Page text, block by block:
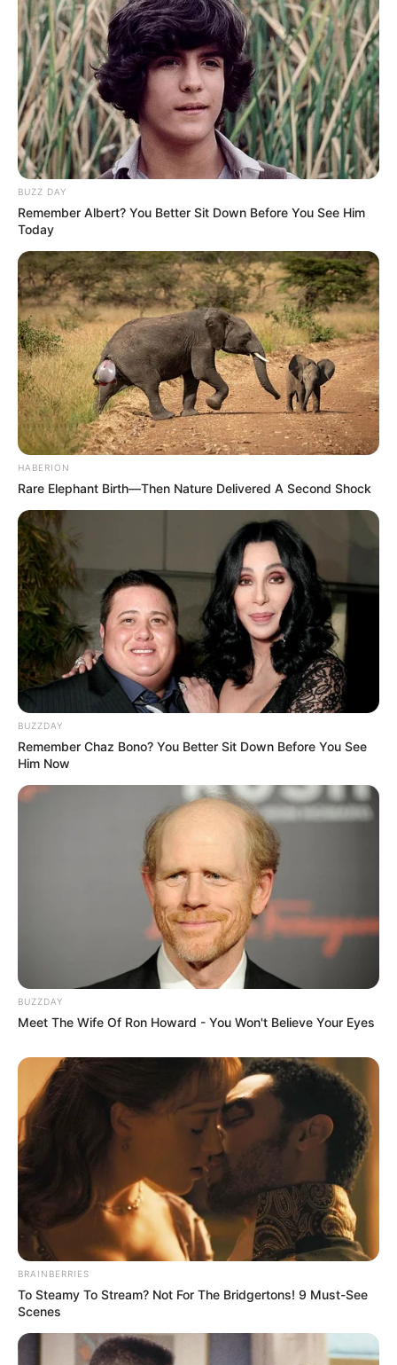
BUZZ DAY
Remember Albert? You Better Sit Down Before You See Him
Today
HABERION
Rare Elephant Birth—Then Nature Delivered A Second Shock
BUZZDAY
Remember Chaz Bono? You Better Sit Down Before You See
Him Now
BUZZDAY
Meet The Wife Of Ron Howard - You Won't Believe Your Eyes
BRAINBERRIES
To Steamy To Stream? Not For The Bridgertons! 9 Must-See
Scenes